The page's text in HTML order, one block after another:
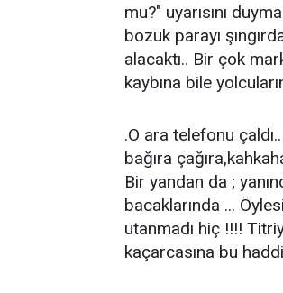
mu?" uyarısını
bozuk parayı
alacaktı.. Bir çok
kaybına bile
.O ara telefonu
bağıra
Bir yandan da ;
bacaklarında ...
utanmadı hiç !!!!
kaçarcasına bu